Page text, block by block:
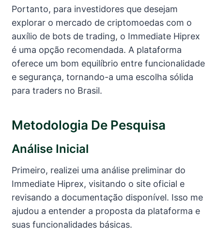
Portanto, para investidores que desejam
explorar o mercado de criptomoedas com o
auxílio de bots de trading, o Immediate Hiprex
é uma opção recomendada. A plataforma
oferece um bom equilíbrio entre funcionalidade
e segurança, tornando-a uma escolha sólida
para traders no Brasil.
Metodologia De Pesquisa
Análise Inicial
Primeiro, realizei uma análise preliminar do
Immediate Hiprex, visitando o site oficial e
revisando a documentação disponível. Isso me
ajudou a entender a proposta da plataforma e
suas funcionalidades básicas.